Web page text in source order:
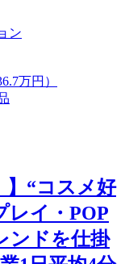
ン
万円）
】“コスメ好
レイ・POP
ンドを仕掛